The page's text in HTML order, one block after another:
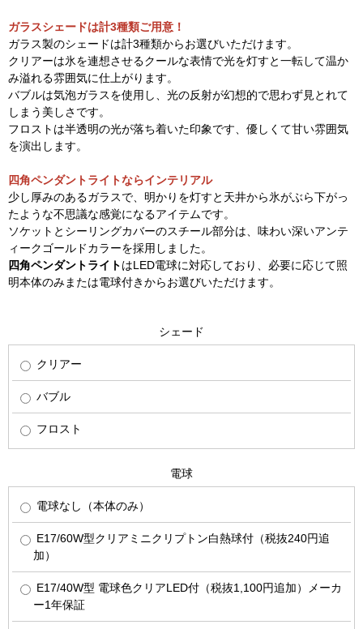
ガラスシェードは計3種類ご用意！
ガラス製のシェードは計3種類からお選びいただけます。
クリアーは氷を連想させるクールな表情で光を灯すと一転して温か
み溢れる雰囲気に仕上がります。
バブルは気泡ガラスを使用し、光の反射が幻想的で思わず見とれて
しまう美しさです。
フロストは半透明の光が落ち着いた印象です、優しくて甘い雰囲気
を演出します。
四角ペンダントライトならインテリアル
少し厚みのあるガラスで、明かりを灯すと天井から氷がぶら下がっ
たような不思議な感覚になるアイテムです。
ソケットとシーリングカバーのスチール部分は、味わい深いアンテ
ィークゴールドカラーを採用しました。
四角ペンダントライトはLED電球に対応しており、必要に応じて照
明本体のみまたは電球付きからお選びいただけます。
シェード
クリアー
バブル
フロスト
電球
電球なし（本体のみ）
E17/60W型クリアミニクリプトン白熱球付（税抜240円追
加）
E17/40W型 電球色クリアLED付（税抜1,100円追加）メーカ
ー1年保証